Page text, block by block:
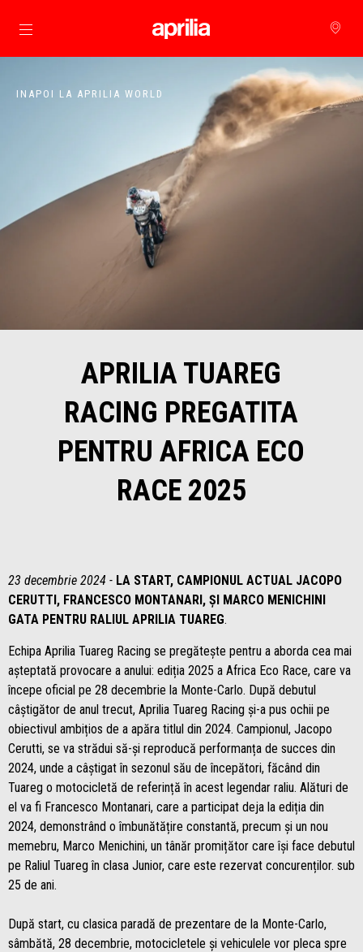
Alege continutul principal
INAPOI LA APRILIA WORLD
APRILIA TUAREG
RACING PREGATITA
PENTRU AFRICA ECO
RACE 2025
23 decembrie 2024 - LA START, CAMPIONUL ACTUAL JACOPO
CERUTTI, FRANCESCO MONTANARI, ȘI MARCO MENICHINI
GATA PENTRU RALIUL APRILIA TUAREG.
Echipa Aprilia Tuareg Racing se pregătește pentru a aborda cea mai
așteptată provocare a anului: ediția 2025 a Africa Eco Race, care va
începe oficial pe 28 decembrie la Monte-Carlo. După debutul
câștigător de anul trecut, Aprilia Tuareg Racing și-a pus ochii pe
obiectivul ambițios de a apăra titlul din 2024. Campionul, Jacopo
Cerutti, se va strădui să-și reproducă performanța de succes din
2024, unde a câștigat în sezonul său de începători, făcând din
Tuareg o motocicletă de referință în acest legendar raliu. Alături de
el va fi Francesco Montanari, care a participat deja la ediția din
2024, demonstrând o îmbunătățire constantă, precum și un nou
memebru, Marco Menichini, un tânăr promițător care își face debutul
pe Raliul Tuareg în clasa Junior, care este rezervat concurenților. sub
25 de ani.
După start, cu clasica paradă de prezentare de la Monte-Carlo,
sâmbătă, 28 decembrie, motocicletele și vehiculele vor pleca spre